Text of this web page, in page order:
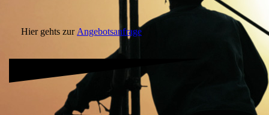
Hier gehts zur Angebotsanfrage